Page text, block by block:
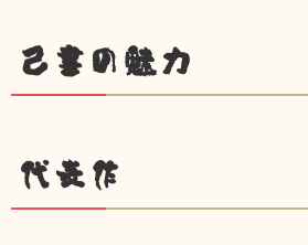
己書の魅力
代表作